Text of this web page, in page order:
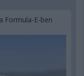
Formula-E-ben